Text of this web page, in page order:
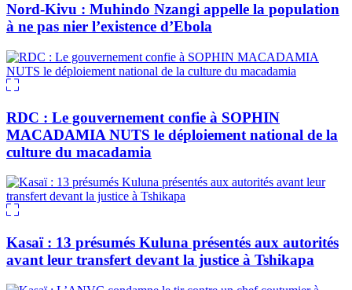
Nord-Kivu : Muhindo Nzangi appelle la population
à ne pas nier l’existence d’Ebola
RDC : Le gouvernement confie à SOPHIN
MACADAMIA NUTS le déploiement national de la
culture du macadamia
Kasaï : 13 présumés Kuluna présentés aux autorités
avant leur transfert devant la justice à Tshikapa